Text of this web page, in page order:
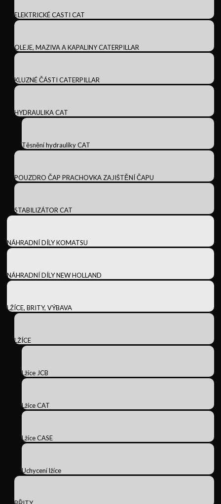
ELEKTRICKÉ CASTI CAT
OLEJE, MAZIVA A KAPALINY CATERPILLAR
KLUZNÉ ČÁSTI CATERPILLAR
HYDRAULIKA CAT
Těsnění hydrauliky CAT
POUZDRO ČAP PRACHOVKA ZAJIŠTĚNÍ ČAPU
STABILIZÁTOR CAT
NÁHRADNÍ DÍLY KOMATSU
NÁHRADNÍ DÍLY NEW HOLLAND
LŽÍCE, BRITY, VÝBAVA
LŽÍCE
Lžíce JCB
Lžíce CAT
Lžíce CASE
Uchycení lžíce